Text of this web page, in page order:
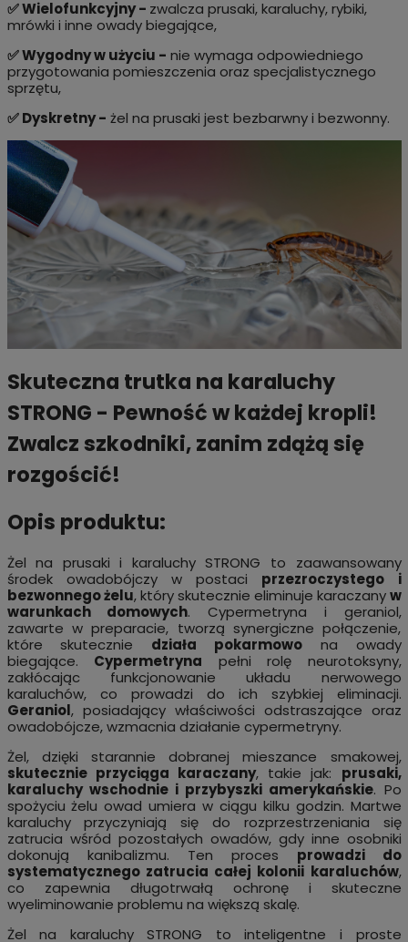
✅ Wielofunkcyjny - zwalcza prusaki, karaluchy, rybiki,
mrówki i inne owady biegające,
✅ Wygodny w użyciu - nie wymaga odpowiedniego
przygotowania pomieszczenia oraz specjalistycznego
sprzętu,
✅ Dyskretny - żel na prusaki jest bezbarwny i bezwonny.
Skuteczna trutka na karaluchy
STRONG - Pewność w każdej kropli!
Zwalcz szkodniki, zanim zdążą się
rozgościć!
Opis produktu:
Żel na prusaki i karaluchy STRONG to zaawansowany
środek owadobójczy w postaci przezroczystego i
bezwonnego żelu, który skutecznie eliminuje karaczanyw
warunkach domowych. Cypermetryna i geraniol,
zawarte w preparacie, tworzą synergiczne połączenie,
które skutecznie działa pokarmowona owady
biegające. Cypermetryna pełni rolę neurotoksyny,
zakłócając funkcjonowanie układu nerwowego
karaluchów, co prowadzi do ich szybkiej eliminacji.
Geraniol, posiadający właściwości odstraszające oraz
owadobójcze, wzmacnia działanie cypermetryny.
Żel, dzięki starannie dobranej mieszance smakowej,
skutecznie przyciąga karaczany, takie jak: prusaki,
karaluchy wschodnie i przybyszki amerykańskie. Po
spożyciu żelu owad umiera w ciągu kilku godzin. Martwe
karaluchy przyczyniają się do rozprzestrzeniania się
zatrucia wśród pozostałych owadów, gdy inne osobniki
dokonują kanibalizmu. Ten proces prowadzi do
systematycznego zatrucia całej kolonii karaluchów,
co zapewnia długotrwałą ochronę i skuteczne
wyeliminowanie problemu na większą skalę.
Żel na karaluchy STRONG to inteligentne i proste